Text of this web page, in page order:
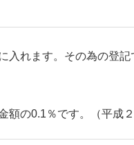
れます。その為の登記
の0.1％です。（平成２